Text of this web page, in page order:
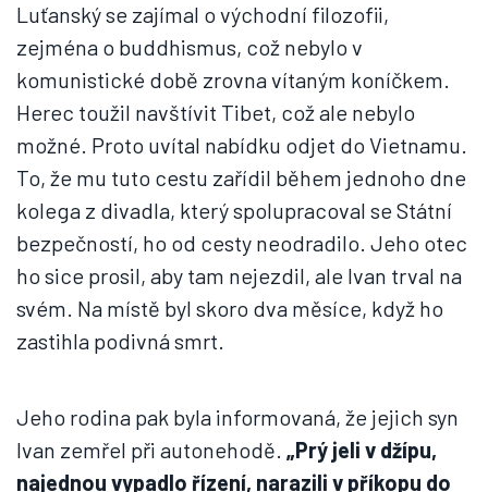
Luťanský se zajímal o východní filozofii,
zejména o buddhismus, což nebylo v
komunistické době zrovna vítaným koníčkem.
Herec toužil navštívit Tibet, což ale nebylo
možné. Proto uvítal nabídku odjet do Vietnamu.
To, že mu tuto cestu zařídil během jednoho dne
kolega z divadla, který spolupracoval se Státní
bezpečností, ho od cesty neodradilo. Jeho otec
ho sice prosil, aby tam nejezdil, ale Ivan trval na
svém. Na místě byl skoro dva měsíce, když ho
zastihla podivná smrt.
Jeho rodina pak byla informovaná, že jejich syn
Ivan zemřel při autonehodě. „Prý jeli v džípu,
najednou vypadlo řízení, narazili v příkopu do